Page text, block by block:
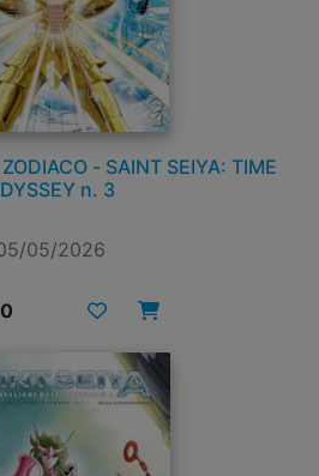
- SAINT SEIYA: TIME
n. 3
05/2026